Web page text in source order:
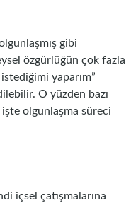
gibi
özgürlüğün çok fazla
yaparım”
O yüzden bazı
olgunlaşma süreci
içsel çatışmalarına